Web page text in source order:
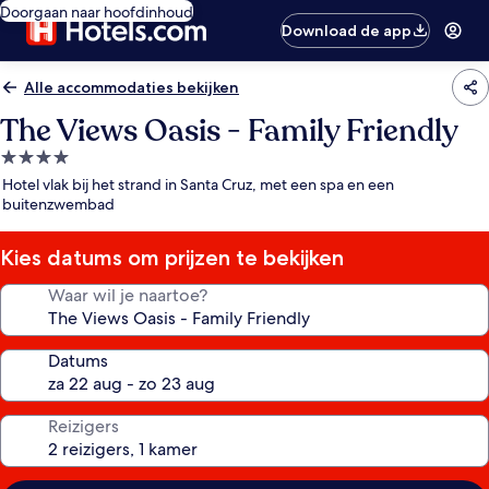
Doorgaan naar hoofdinhoud
Download de app
Alle accommodaties bekijken
The Views Oasis - Family Friendly
4.0-
sterrenaccommodatie
Hotel vlak bij het strand in Santa Cruz, met een spa en een
buitenzwembad
Kies datums om prijzen te bekijken
Waar wil je naartoe?
Datums
Reizigers